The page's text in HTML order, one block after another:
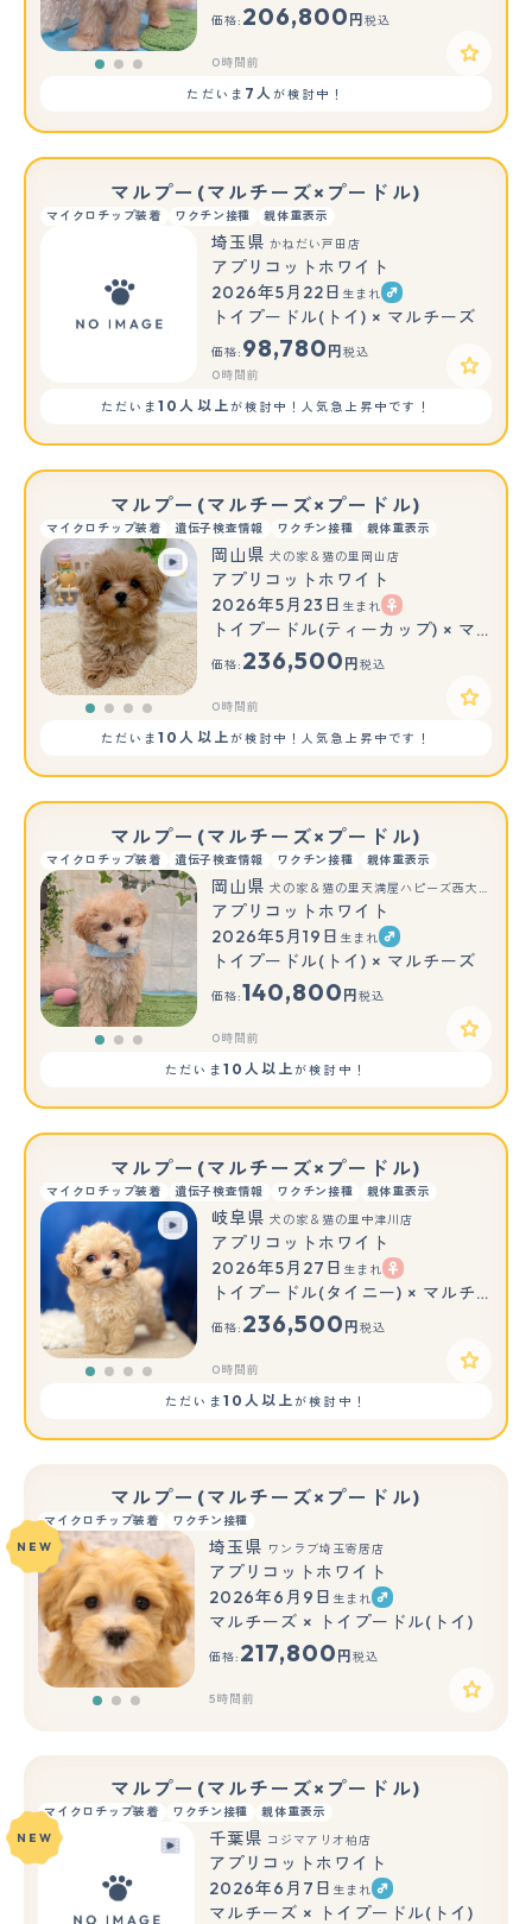
価格: 206,800 円 税込
0時間前
ただいま 7人が検討中！
マルプー(マルチーズ×プードル)
マイクロチップ装着 ワクチン接種 親体重表示
埼玉県 かねだい戸田店
アプリコットホワイト
2026年5月22日 生まれ
トイプードル(トイ) × マルチーズ
価格: 98,780 円 税込
0時間前
ただいま10人以上が検討中！人気急上昇中です！
マルプー(マルチーズ×プードル)
マイクロチップ装着 遺伝子検査情報 ワクチン接種 親体重表示
岡山県 犬の家＆猫の里岡山店
アプリコットホワイト
2026年5月23日 生まれ
トイプードル(ティーカップ) × マルチーズ
価格: 236,500 円 税込
0時間前
ただいま10人以上が検討中！人気急上昇中です！
マルプー(マルチーズ×プードル)
マイクロチップ装着 遺伝子検査情報 ワクチン接種 親体重表示
もっと見る
岡山県 犬の家＆猫の里天満屋ハピーズ西大寺モール店
アプリコットホワイト
2026年5月19日 生まれ
トイプードル(トイ) × マルチーズ
価格:140,800 円 税込
0時間前
ただいま 10人以上が検討中！
マルプー(マルチーズ×プードル)
マイクロチップ装着 遺伝子検査情報 ワクチン接種 親体重表示
岐阜県 犬の家＆猫の里中津川店
アプリコットホワイト
2026年5月27日 生まれ
トイプードル(タイニー) × マルチーズ
価格: 236,500 円 税込
0時間前
ただいま 10人以上が検討中！
マルプー(マルチーズ×プードル)
マイクロチップ装着 ワクチン接種
もっと見る
NEW 埼玉県 ワンラブ埼玉寄居店
アプリコットホワイト
2026年6月9日 生まれ
マルチーズ × トイプードル(トイ)
価格: 217,800 円 税込
5時間前
マルプー(マルチーズ×プードル)
マイクロチップ装着 ワクチン接種 親体重表示
もっと見る
NEW 千葉県 コジマアリオ柏店
アプリコットホワイト
2026年6月7日 生まれ
マルチーズ × トイプードル(トイ)